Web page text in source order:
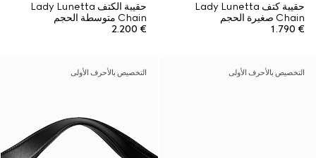
حقيبة كتف Lady Lunetta
Chain صغيرة الحجم
€ 1.790
حقيبة الكتف Lady Lunetta
Chain متوسطة الحجم
€ 2.200
التخصيص بالأحرف الأولى التخصيص بالأحرف الأولى